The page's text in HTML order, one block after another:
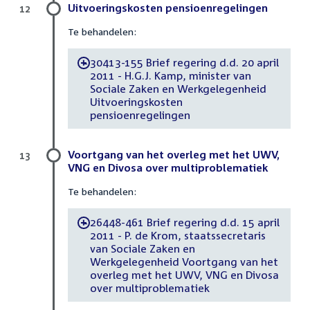
Uitvoeringskosten pensioenregelingen
Te behandelen:
-30413-155 Brief regering d.d. 20 april
2011 - H.G.J. Kamp, minister van
Sociale Zaken en Werkgelegenheid
Uitvoeringskosten
pensioenregelingen
12
Voortgang van het overleg met het UWV,
VNG en Divosa over multiproblematiek
Te behandelen:
-26448-461 Brief regering d.d. 15 april
2011 - P. de Krom, staatssecretaris
van Sociale Zaken en
Werkgelegenheid Voortgang van het
overleg met het UWV, VNG en Divosa
over multiproblematiek
13